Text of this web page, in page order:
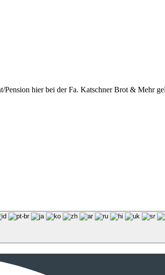
hier bei der Fa. Katschner Brot & Mehr